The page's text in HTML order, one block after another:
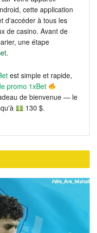
cette application
d'accéder à tous les
de casino. Avant de
une étape
.
est simple et rapide,
promo 1xBet
de bienvenue — le
130 $.